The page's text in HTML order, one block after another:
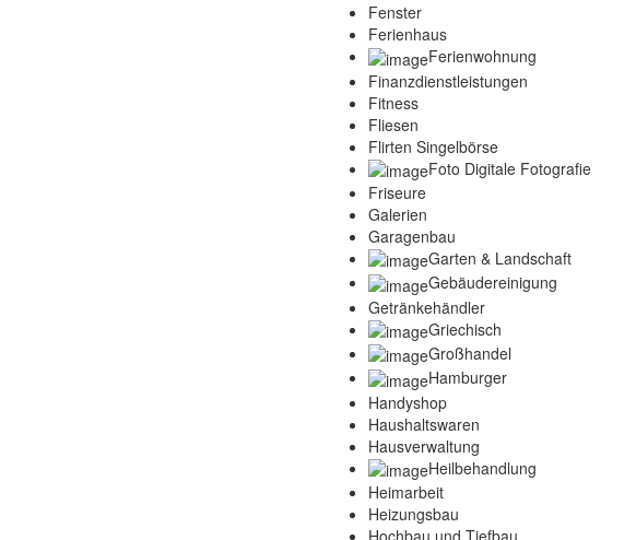
Fenster
Ferienhaus
Ferienwohnung
Finanzdienstleistungen
Fitness
Fliesen
Flirten Singelbörse
Foto Digitale Fotografie
Friseure
Galerien
Garagenbau
Garten & Landschaft
Gebäudereinigung
Getränkehändler
Griechisch
Großhandel
Hamburger
Handyshop
Haushaltswaren
Hausverwaltung
Heilbehandlung
Heimarbeit
Heizungsbau
Hochbau und Tiefbau